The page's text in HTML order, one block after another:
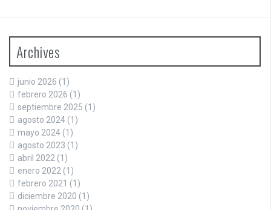
Archives
junio 2026 (1)
febrero 2026 (1)
septiembre 2025 (1)
agosto 2024 (1)
mayo 2024 (1)
agosto 2023 (1)
abril 2022 (1)
enero 2022 (1)
febrero 2021 (1)
diciembre 2020 (1)